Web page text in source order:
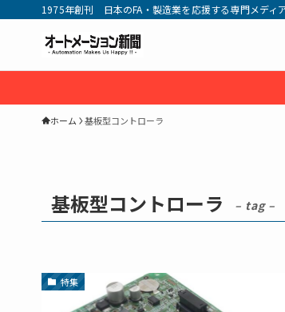
1975年創刊 日本のFA・製造業を応援する専門メデ
ホーム 基板型コントローラ
基板型コントローラ – tag –
特集